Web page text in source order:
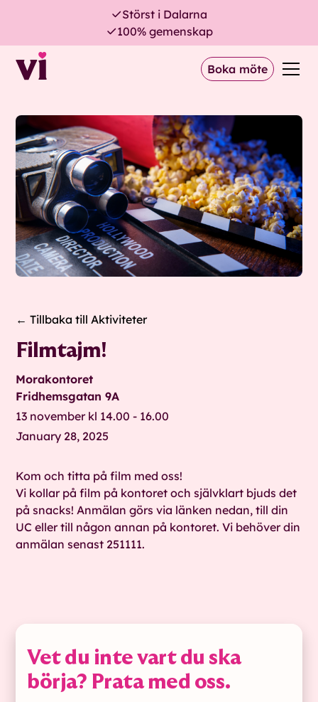
Störst i Dalarna
100% gemenskap
Boka möte
← Tillbaka till Aktiviteter
Filmtajm!
Morakontoret
Fridhemsgatan 9A
13 november kl 14.00 - 16.00
January 28, 2025
Kom och titta på film med oss!
Vi kollar på film på kontoret och självklart bjuds det
på snacks! Anmälan görs via länken nedan, till din
UC eller till någon annan på kontoret. Vi behöver din
anmälan senast 251111.
Vet du inte vart du ska
börja? Prata med oss.